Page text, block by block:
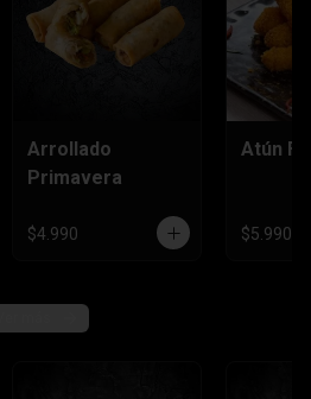
Arrollado
Primavera
$4.990
Atún
$5.990